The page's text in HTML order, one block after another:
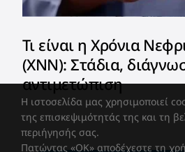
Τι είναι η Χρόνια
(ΧΝΝ): Στάδια,
αντιμετώπιση
Η ιστοσελίδα μας χρησιμοποιεί
της επισκεψιμότητάς της και τη
περιήγησής σας.
Πατώντας «OK» αποδέχεστε τη